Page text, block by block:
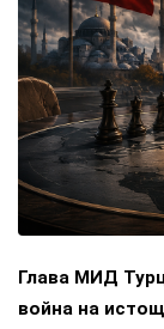
Глава МИД
война на